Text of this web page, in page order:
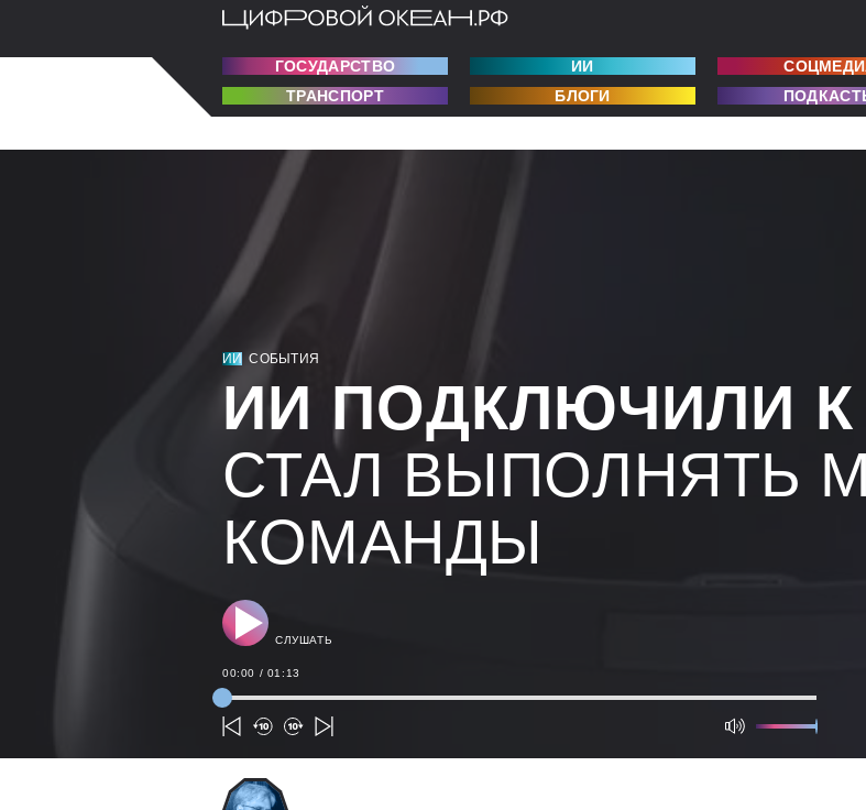
ГОСУДАРСТВО ИИ
ТРАНСПОРТ
БЛОГИ
ИИ СОБЫТИЯ
ИИ ПОДКЛЮЧИЛИ К
СТАЛ ВЫПОЛНЯТЬ
КОМАНДЫ
СЛУШАТЬ
00:00 / 01:13